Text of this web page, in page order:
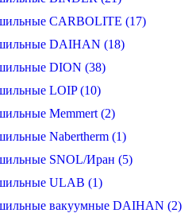
CARBOLITE (17)
DAIHAN (18)
DION (38)
LOIP (10)
Memmert (2)
Nabertherm (1)
SNOL/Иран (5)
ULAB (1)
вакуумные DAIHAN (2)